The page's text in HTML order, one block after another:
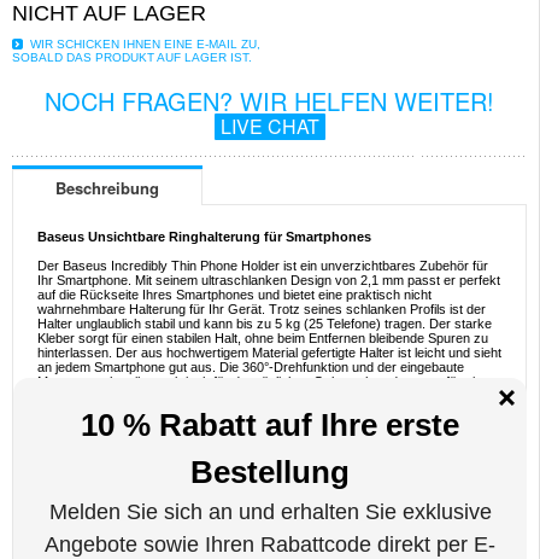
NICHT AUF LAGER
WIR SCHICKEN IHNEN EINE E-MAIL ZU,
SOBALD DAS PRODUKT AUF LAGER IST.
NOCH FRAGEN? WIR HELFEN WEITER!
LIVE CHAT
Beschreibung
Baseus Unsichtbare Ringhalterung für Smartphones
Der Baseus Incredibly Thin Phone Holder ist ein unverzichtbares Zubehör für
Ihr Smartphone. Mit seinem ultraschlanken Design von 2,1 mm passt er perfekt
auf die Rückseite Ihres Smartphones und bietet eine praktisch nicht
wahrnehmbare Halterung für Ihr Gerät. Trotz seines schlanken Profils ist der
Halter unglaublich stabil und kann bis zu 5 kg (25 Telefone) tragen. Der starke
Kleber sorgt für einen stabilen Halt, ohne beim Entfernen bleibende Spuren zu
hinterlassen. Der aus hochwertigem Material gefertigte Halter ist leicht und sieht
an jedem Smartphone gut aus. Die 360°-Drehfunktion und der eingebaute
Magnet machen ihn praktisch für den täglichen Gebrauch und sorgen für einen
Spezifikationen:
- Ultra-schlankes Design: 2,1 mm dick
- Material: hochwertiges, leichtes Material
- Starke Haftkraft ohne bleibende Spuren beim Ablösen
Verpackung: Euroblister